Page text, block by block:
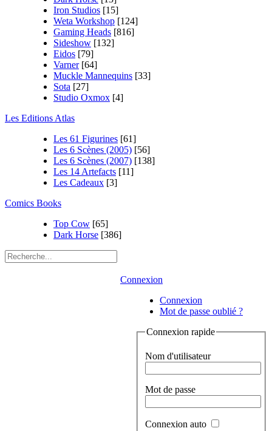
Iron Studios [15]
Weta Workshop [124]
Gaming Heads [816]
Sideshow [132]
Eidos [79]
Varner [64]
Muckle Mannequins [33]
Sota [27]
Studio Oxmox [4]
Les Editions Atlas
Les 61 Figurines [61]
Les 6 Scènes (2005) [56]
Les 6 Scènes (2007) [138]
Les 14 Artefacts [11]
Les Cadeaux [3]
Comics Books
Top Cow [65]
Dark Horse [386]
Connexion
Connexion
Mot de passe oublié ?
Connexion rapide
Nom d'utilisateur
Mot de passe
Connexion auto